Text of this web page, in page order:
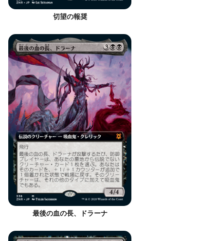
切望の報奨
最後の血の長、ドラーナ